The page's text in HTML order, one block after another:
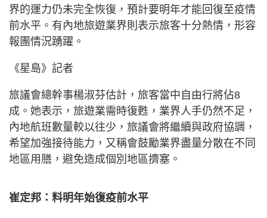
界的運力仍未完全恢復，預計要明年才能回復至疫情
前水平。有內地旅遊業界則表示旅客十分熱情，形容
報團情況踴躍。
《星島》記者
旅議會總幹事楊淑芬估計，旅客當中自由行將佔8
成。她表示，旅遊業需時復甦，業界人手仍然不足，
內地航班數量較以往少，旅議會將繼續與政府協調，
希望加強接待能力，又稱會鼓勵業界盡量分散在不同
地區用膳，避免造成個別地區擠塞。
崔定邦：料明年始復疫前水平